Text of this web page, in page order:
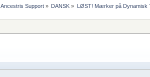
Ancestris Support» DANSK » LØST! Mærker på Dynamisk